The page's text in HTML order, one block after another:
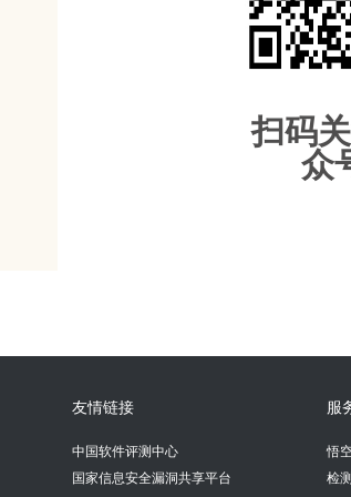
扫码
众
友情链接
中国软件评测中心
国家信息安全漏洞共享平台
服
悟
检